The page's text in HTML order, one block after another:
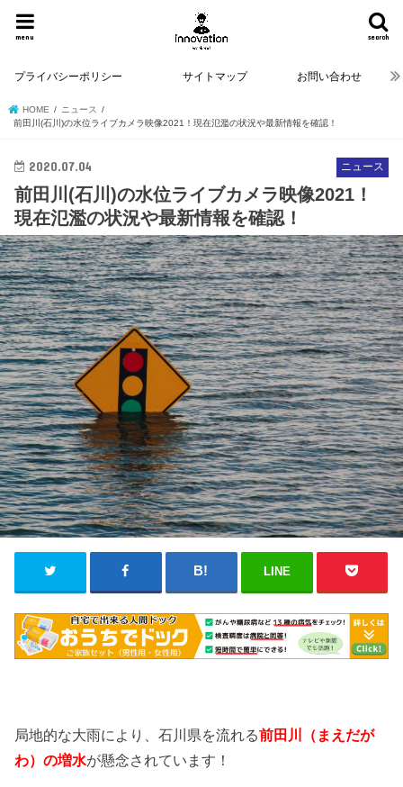
search
menu
プライバシーポリシー サイトマップ お問い合わせ
HOME
ニュース
前田川(石川)の水位ライブカメラ映像2021！現在氾濫の状況や最新情報を確認！
ニュース
2020.07.04
前田川(石川)の水位ライブカメラ映像2021！
現在氾濫の状況や最新情報を確認！
LINE
局地的な大雨により、石川県を流れる前田川
（まえだが
わ）の増水が懸念されています！